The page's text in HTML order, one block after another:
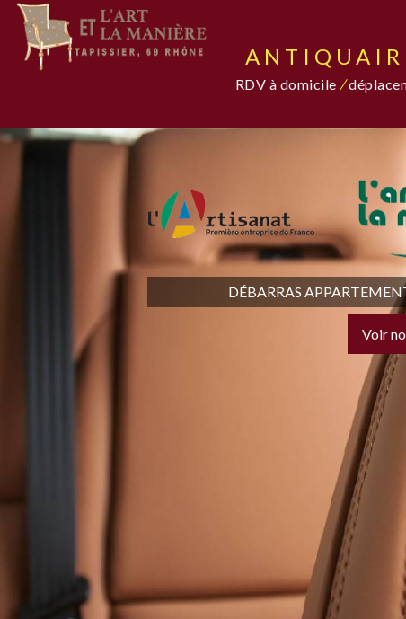
RDV à domicile /
DÉBARRAS
Voir